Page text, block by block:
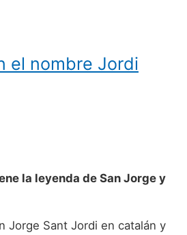
el nombre Jordi
la leyenda de San Jorge y
Jorge Sant Jordi en catalán y